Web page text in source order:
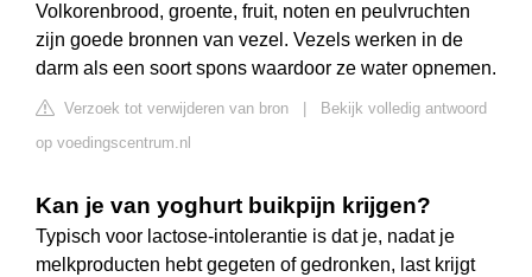
Volkorenbrood, groente, fruit, noten en peulvruchten
zijn goede bronnen van vezel. Vezels werken in de
darm als een soort spons waardoor ze water opnemen.
Verzoek tot verwijderen van bron
Bekijk volledig antwoord
op voedingscentrum.nl
Kan je van yoghurt buikpijn krijgen?
Typisch voor lactose-intolerantie is dat je, nadat je
melkproducten hebt gegeten of gedronken, last krijgt